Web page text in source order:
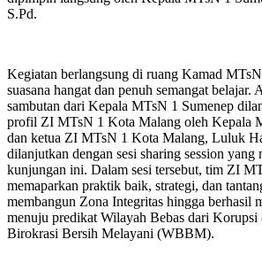
S.Pd.
Kegiatan berlangsung di ruang Kamad
suasana hangat dan penuh semangat belajar.
sambutan dari Kepala MTsN 1 Sumenep
profil ZI MTsN 1 Kota Malang oleh Kepala
dan ketua ZI MTsN 1 Kota Malang, Luluk
dilanjutkan dengan sesi sharing session yang
kunjungan ini. Dalam sesi tersebut, tim ZI
memaparkan praktik baik, strategi, dan
membangun Zona Integritas hingga berhasil
menuju predikat Wilayah Bebas dari
Birokrasi Bersih Melayani (WBBM).